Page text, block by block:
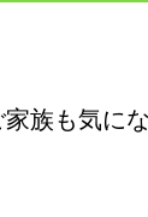
族も気に